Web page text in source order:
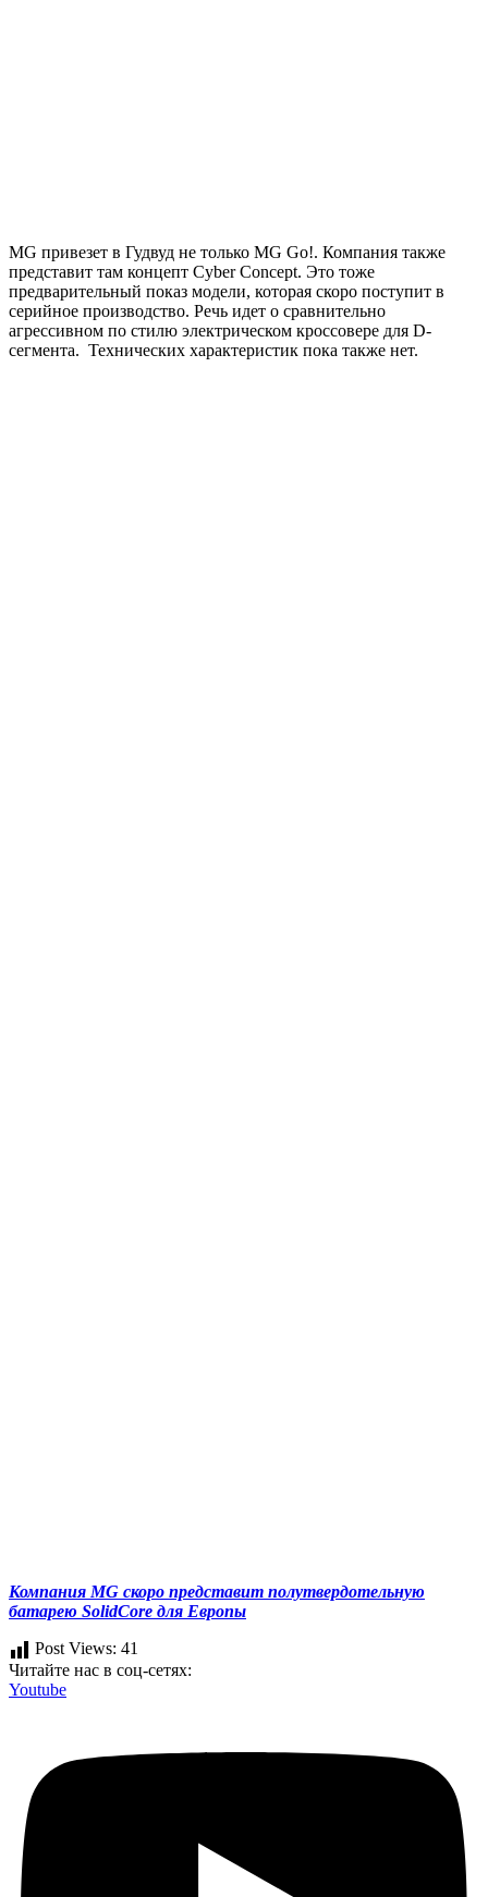
MG привезет в Гудвуд не только MG Go!. Компания также
представит там концепт Cyber ​​​​Concept. Это тоже
предварительный показ модели, которая скоро поступит в
серийное производство. Речь идет о сравнительно
агрессивном по стилю электрическом кроссовере для D-
сегмента. Технических характеристик пока также нет.
Компания MG скоро представит полутвердотельную
батарею SolidCore для Европы
Post Views: 41
Читайте нас в соц-сетях:
Youtube